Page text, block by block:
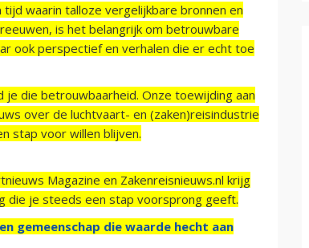
waarin talloze vergelijkbare bronnen en
is het belangrijk om betrouwbare
ook perspectief en verhalen die er echt toe
die betrouwbaarheid. Onze toewijding aan
over de luchtvaart- en (zaken)reisindustrie
stap voor willen blijven.
Magazine en Zakenreisnieuws.nl krijg
die je steeds een stap voorsprong geeft.
gemeenschap die waarde hecht aan